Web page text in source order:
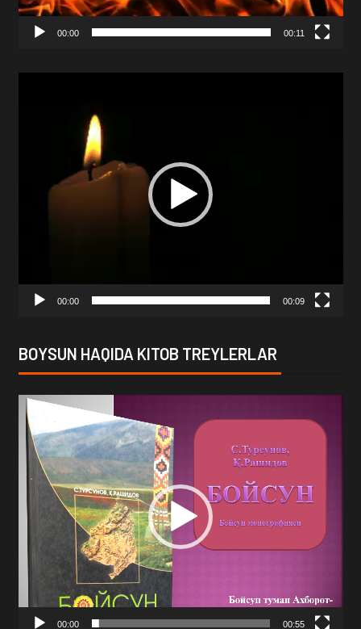
00:00 00:11
00:00 00:09
BOYSUN HAQIDA KITOB TREYLERLAR
Video
Player
00:00 00:55